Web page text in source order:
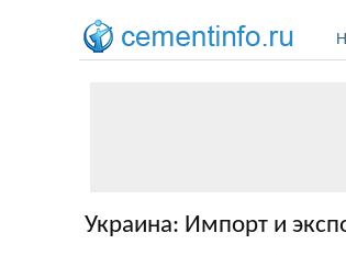
Украина: Импорт и